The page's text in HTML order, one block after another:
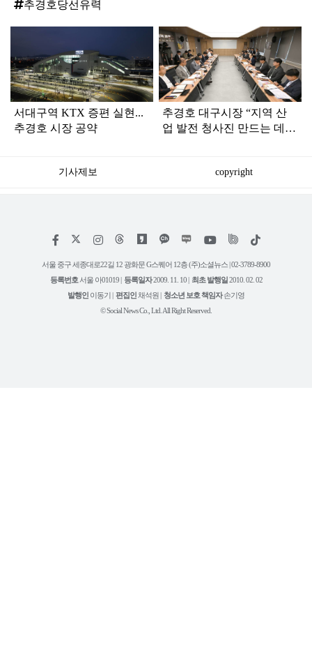
추경호당선유력
인
서대구역 KTX 증편 실현...
추경호 시장 공약
추경호 대구시장 “지역 산
업 발전 청사진 만드는 데
기사제보 copyright
페
스
인
타
램
위
트
유
튜
틱
서울 중구 세종대로22길 12 광화문 G스퀘어 12층 (주)소셜뉴스 | 02-3789-8900
등록번호서울 아01019 | 등록일자2009. 11. 10 | 최초 발행일 2010. 02. 02
발행인 이동기 | 편집인채석원 | 청소년 보호 책임자손기영
© Social News Co., Ltd. All Right Reserved.